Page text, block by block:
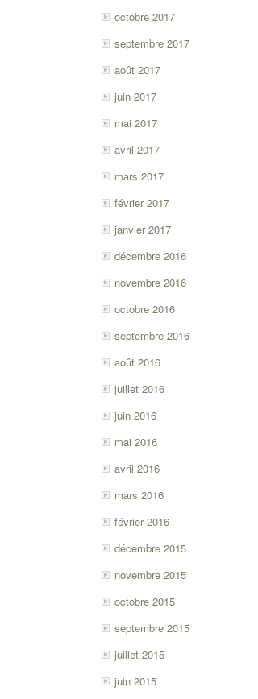
octobre 2017
septembre 2017
août 2017
juin 2017
mai 2017
avril 2017
mars 2017
février 2017
janvier 2017
décembre 2016
novembre 2016
octobre 2016
septembre 2016
août 2016
juillet 2016
juin 2016
mai 2016
avril 2016
mars 2016
février 2016
décembre 2015
novembre 2015
octobre 2015
septembre 2015
juillet 2015
juin 2015